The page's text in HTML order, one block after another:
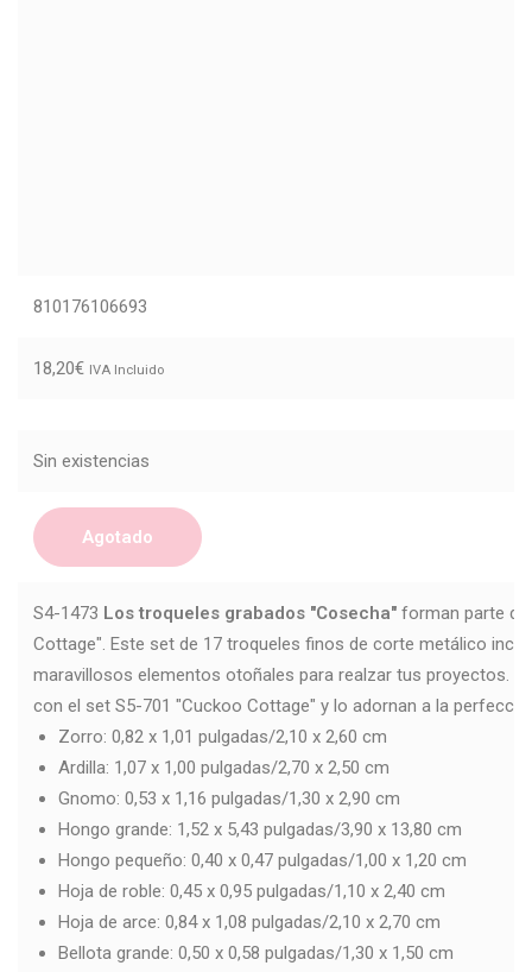
810176106693
18,20€ IVA Incluido
Sin existencias
Agotado
S4-1473 Los troqueles grabados "Cosecha" forman parte
Cottage". Este set de 17 troqueles finos de corte metálico
maravillosos elementos otoñales para realzar tus proyectos.
con el set S5-701 "Cuckoo Cottage" y lo adornan a la
Zorro: 0,82 x 1,01 pulgadas/2,10 x 2,60 cm
Ardilla: 1,07 x 1,00 pulgadas/2,70 x 2,50 cm
Gnomo: 0,53 x 1,16 pulgadas/1,30 x 2,90 cm
Hongo grande: 1,52 x 5,43 pulgadas/3,90 x 13,80 cm
Hongo pequeño: 0,40 x 0,47 pulgadas/1,00 x 1,20 cm
Hoja de roble: 0,45 x 0,95 pulgadas/1,10 x 2,40 cm
Hoja de arce: 0,84 x 1,08 pulgadas/2,10 x 2,70 cm
Bellota grande: 0,50 x 0,58 pulgadas/1,30 x 1,50 cm